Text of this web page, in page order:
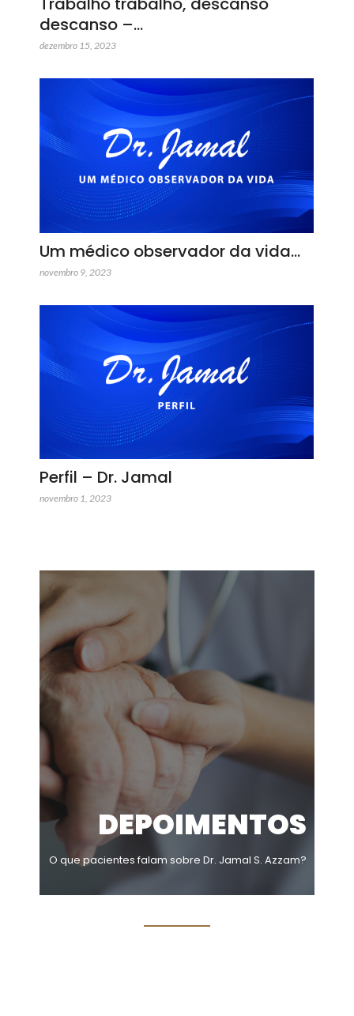
descanso –…
dezembro 15, 2023
Um médico observador da vida…
novembro 9, 2023
Perfil – Dr. Jamal
novembro 1, 2023
DEPOIMENTOS
O que pacientes falam sobre Dr. Jamal S. Azzam?